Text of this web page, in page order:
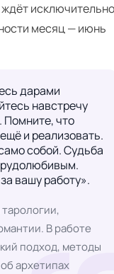
ждёт исключительно
месяц — июнь
дарами
навстречу
Помните, что
и реализовать.
собой. Судьба
вашу работу».
В работе
подход, методы
архетипах